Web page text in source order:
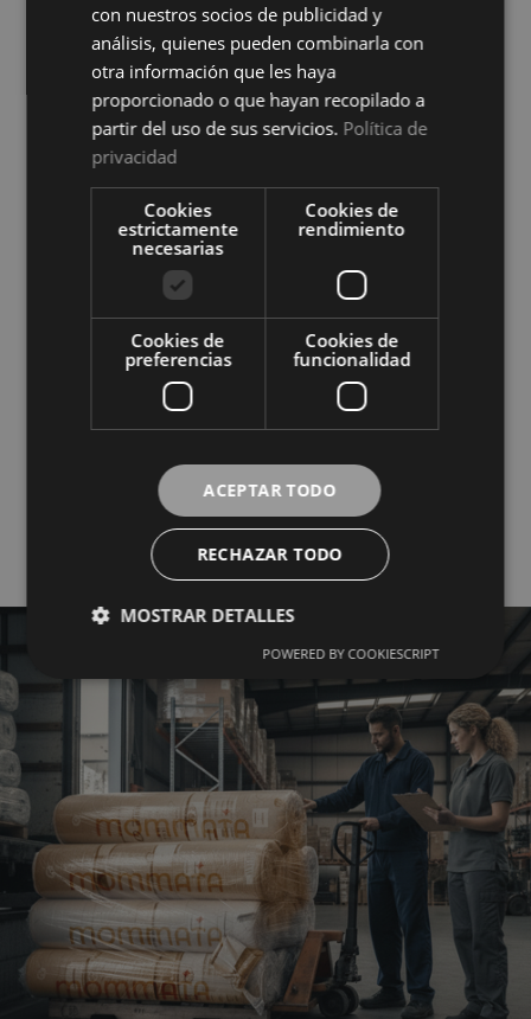
Impermeable Cotoblau
Ver precio
COMPRAR
Reversible Cotoblau
Ver precio
COMPRAR
Compra al por mayor en El
Mayorista del Textil
con nuestros socios de publicidad y
análisis, quienes pueden combinarla con
otra información que les haya
proporcionado o que hayan recopilado a
partir del uso de sus servicios. Política de
privacidad
Cookies
estrictamente
necesarias
Cookies de
rendimiento
Cookies de
preferencias
Cookies de
funcionalidad
ACEPTAR TODO
RECHAZAR TODO
MOSTRAR DETALLES
POWERED BY COOKIESCRIPT